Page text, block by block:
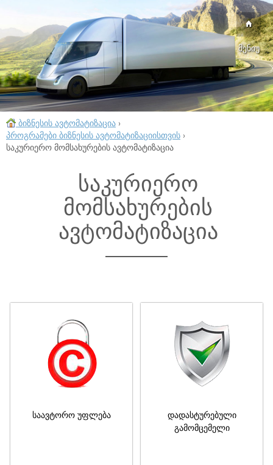
მენიუ
ბიზნესის ავტომატიზაცია ›
პროგრამები ბიზნესის ავტომატიზაციისთვის ›
საკურიერო მომსახურების ავტომატიზაცია
საკურიერო
მომსახურების
ავტომატიზაცია
საავტორო უფლება
დადასტურებული
გამომცემელი